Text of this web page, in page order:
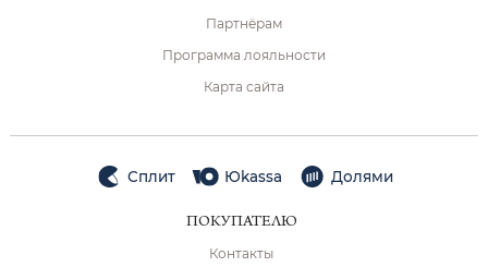
Партнёрам
Программа лояльности
Карта сайта
Сплит Юkassa Долями
ПОКУПАТЕЛЮ
Контакты